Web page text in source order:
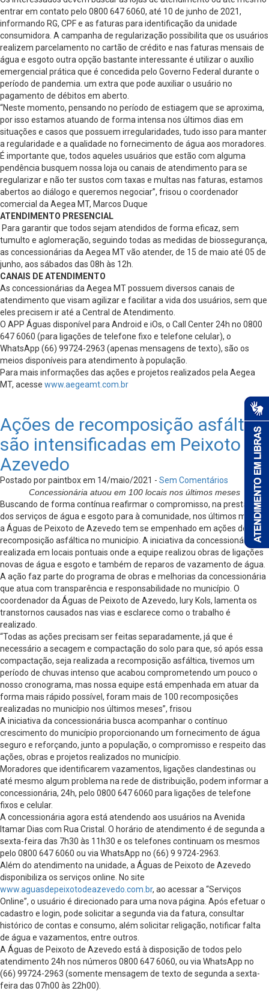
entrar em contato pelo 0800 647 6060, até 10 de junho de 2021,
informando RG, CPF e as faturas para identificação da unidade
consumidora. A campanha de regularização possibilita que os usuários
realizem parcelamento no cartão de crédito e nas faturas mensais de
água e esgoto outra opção bastante interessante é utilizar o auxílio
emergencial prática que é concedida pelo Governo Federal durante o
período de pandemia. um extra que pode auxiliar o usuário no
pagamento de débitos em aberto.
“Neste momento, pensando no período de estiagem que se aproxima,
por isso estamos atuando de forma intensa nos últimos dias em
situações e casos que possuem irregularidades, tudo isso para manter
a regularidade e a qualidade no fornecimento de água aos moradores.
É importante que, todos aqueles usuários que estão com alguma
pendência busquem nossa loja ou canais de atendimento para se
regularizar e não ter sustos com taxas e multas nas faturas, estamos
abertos ao diálogo e queremos negociar”, frisou o coordenador
comercial da Aegea MT, Marcos Duque
ATENDIMENTO PRESENCIAL
Para garantir que todos sejam atendidos de forma eficaz, sem
tumulto e aglomeração, seguindo todas as medidas de biossegurança,
as concessionárias da Aegea MT vão atender, de 15 de maio até 05 de
junho, aos sábados das 08h às 12h.
CANAIS DE ATENDIMENTO
As concessionárias da Aegea MT possuem diversos canais de
atendimento que visam agilizar e facilitar a vida dos usuários, sem que
eles precisem ir até a Central de Atendimento.
O APP Águas disponível para Android e iOs, o Call Center 24h no 0800
647 6060 (para ligações de telefone fixo e telefone celular), o
WhatsApp (66) 99724-2963 (apenas mensagens de texto), são os
meios disponíveis para atendimento à população.
Para mais informações das ações e projetos realizados pela Aegea
MT, acesse www.aegeamt.com.br
Ações de recomposição asfáltica
são intensificadas em Peixoto de
Azevedo
Postado por paintbox em 14/maio/2021 - Sem Comentários
Concessionária atuou em 100 locais nos últimos meses
Buscando de forma contínua reafirmar o compromisso, na prestação
dos serviços de água e esgoto para à comunidade, nos últimos meses,
a Águas de Peixoto de Azevedo tem se empenhado em ações de
recomposição asfáltica no município. A iniciativa da concessionária é
realizada em locais pontuais onde a equipe realizou obras de ligações
novas de água e esgoto e também de reparos de vazamento de água.
A ação faz parte do programa de obras e melhorias da concessionária
que atua com transparência e responsabilidade no município. O
coordenador da Águas de Peixoto de Azevedo, Iury Kols, lamenta os
transtornos causados nas vias e esclarece como o trabalho é
realizado.
“Todas as ações precisam ser feitas separadamente, já que é
necessário a secagem e compactação do solo para que, só após essa
compactação, seja realizada a recomposição asfáltica, tivemos um
período de chuvas intenso que acabou comprometendo um pouco o
nosso cronograma, mas nossa equipe está empenhada em atuar da
forma mais rápido possível, foram mais de 100 recomposições
realizadas no município nos últimos meses”, frisou
A iniciativa da concessionária busca acompanhar o contínuo
crescimento do município proporcionando um fornecimento de água
seguro e reforçando, junto a população, o compromisso e respeito das
ações, obras e projetos realizados no município.
Moradores que identificarem vazamentos, ligações clandestinas ou
até mesmo algum problema na rede de distribuição, podem informar a
concessionária, 24h, pelo 0800 647 6060 para ligações de telefone
fixos e celular.
A concessionária agora está atendendo aos usuários na Avenida
Itamar Dias com Rua Cristal. O horário de atendimento é de segunda a
sexta-feira das 7h30 às 11h30 e os telefones continuam os mesmos
pelo 0800 647 6060 ou via WhatsApp no (66) 9 9724-2963.
Além do atendimento na unidade, a Águas de Peixoto de Azevedo
disponibiliza os serviços online. No site
www.aguasdepeixotodeazevedo.com.br, ao acessar a “Serviços
Online”, o usuário é direcionado para uma nova página. Após efetuar o
cadastro e login, pode solicitar a segunda via da fatura, consultar
histórico de contas e consumo, além solicitar religação, notificar falta
de água e vazamentos, entre outros.
A Águas de Peixoto de Azevedo está à disposição de todos pelo
atendimento 24h nos números 0800 647 6060, ou via WhatsApp no
(66) 99724-2963 (somente mensagem de texto de segunda a sexta-
feira das 07h00 às 22h00).